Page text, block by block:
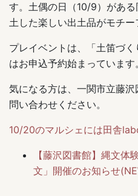
す。土偶の日（10/9）があ
土した楽しい出土品がモチー
プレイベントは、「土笛づ
はお申込予約始まっています。
気になる方は、一関市立藤
問い合わせください。
10/20のマルシェには田舎
【藤沢図書館】縄文
文」開催のお知らせ